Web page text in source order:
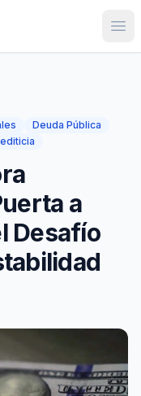
Deuda Pública
a
Desafío